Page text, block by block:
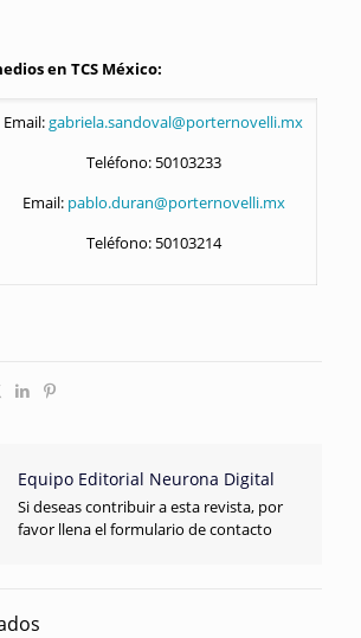
en TCS México:
Email:gabriela.sandoval@porternovelli.mx
Teléfono: 50103233
Email: pablo.duran@porternovelli.mx
Teléfono: 50103214
Equipo Editorial Neurona Digital
Si deseas contribuir a esta revista, por
favor llena el formulario de contacto